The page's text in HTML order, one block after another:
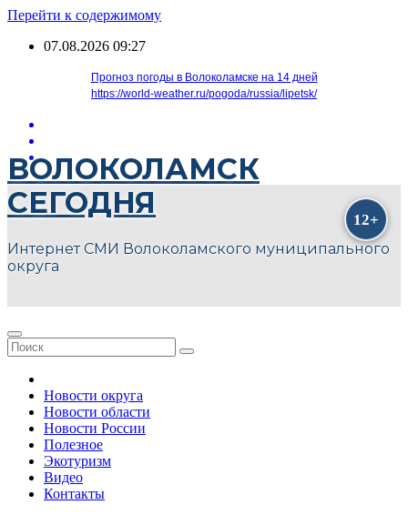
Перейти к содержимому
07.08.2026 09:27
Прогноз погоды в Волоколамске на 14 дней
https://world-weather.ru/pogoda/russia/lipetsk/
ВОЛОКОЛАМСК
СЕГОДНЯ
Интернет СМИ Волоколамского муниципального
округа
Новости округа
Новости области
Новости России
Полезное
Экотуризм
Видео
Контакты